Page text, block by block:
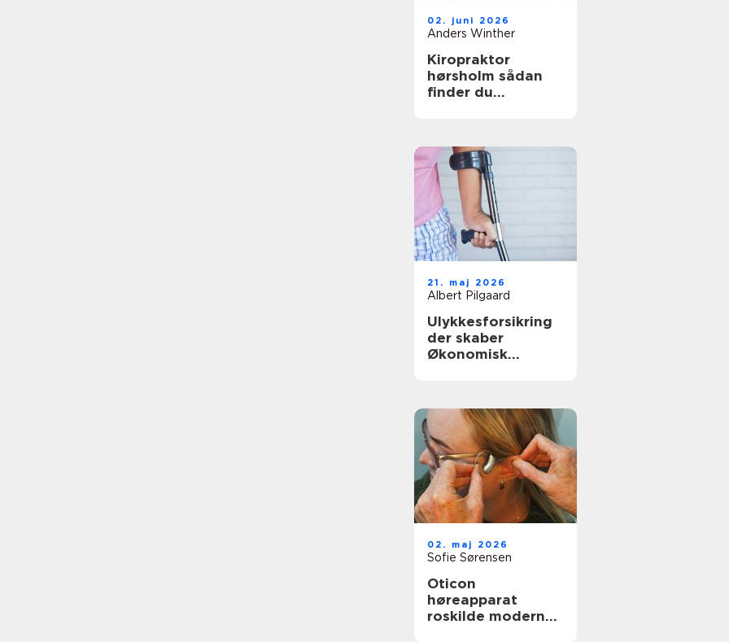
02. juni 2026
Anders Winther
Kiropraktor
hørsholm sådan
finder du
21. maj 2026
Albert Pilgaard
Ulykkesforsikring
der skaber
Økonomisk
02. maj 2026
Sofie Sørensen
Oticon
høreapparat
roskilde moderne